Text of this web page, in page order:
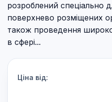
розроблений спеціально
поверхнево розміщених
також проведення
в сфері...
Ціна від: